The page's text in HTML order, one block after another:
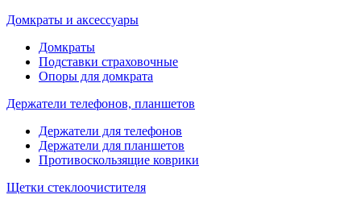
Домкраты и аксессуары
Домкраты
Подставки страховочные
Опоры для домкрата
Держатели телефонов, планшетов
Держатели для телефонов
Держатели для планшетов
Противоскользящие коврики
Щетки стеклоочистителя